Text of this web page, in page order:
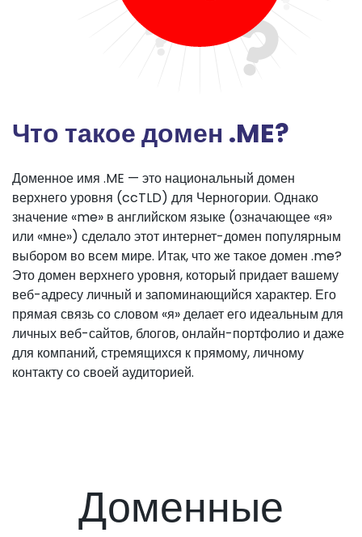
Что такое домен .ME?
Доменное имя .ME — это национальный домен
верхнего уровня (ccTLD) для Черногории. Однако
значение «me» в английском языке (означающее «я»
или «мне») сделало этот интернет-домен популярным
выбором во всем мире. Итак, что же такое домен .me?
Это домен верхнего уровня, который придает вашему
веб-адресу личный и запоминающийся характер. Его
прямая связь со словом «я» делает его идеальным для
личных веб-сайтов, блогов, онлайн-портфолио и даже
для компаний, стремящихся к прямому, личному
контакту со своей аудиторией.
Доменные